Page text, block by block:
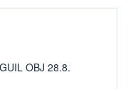
OBJ 28.8.